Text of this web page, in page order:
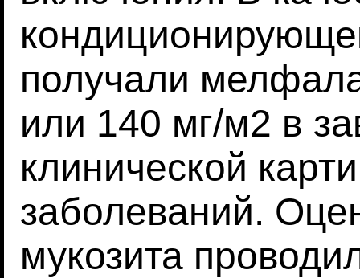
получали
или 140 мг/м2 в
клинической
заболеваний.
мукозита